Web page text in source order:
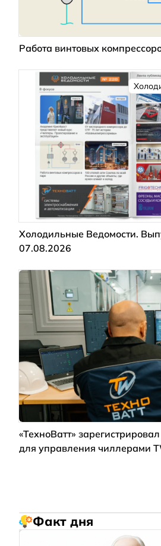
Работа винтовых
Холодильные Ведомости.
07.08.2026
«ТехноВатт»
для управления чиллерами
Факт дня